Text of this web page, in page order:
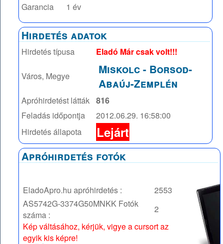
Garancia
1 év
Hirdetés adatok
Hirdetés típusa Eladó Már csak volt!!!
Város, Megye Miskolc- Borsod-
Abaúj-Zemplén
Apróhirdetést látták 816
Feladás időpontja
2012.06.29. 16:58:00
Hirdetés állapota
Lejárt
Apróhirdetés fotók
EladoApro.hu apróhirdetés :
2553
AS5742G-3374G50MNKK Fotók
száma :
2
Kép váltásához, kérjük, vigye a cursort az
egyik kis képre!